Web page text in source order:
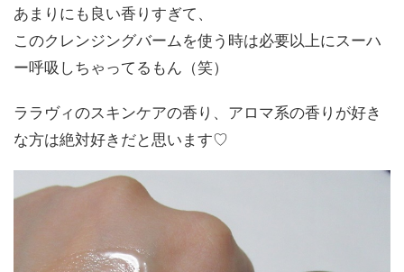
あまりにも良い香りすぎて、
このクレンジングバームを使う時は必要以上にスーハ
ー呼吸しちゃってるもん（笑）
ララヴィのスキンケアの香り、アロマ系の香りが好き
な方は絶対好きだと思います♡